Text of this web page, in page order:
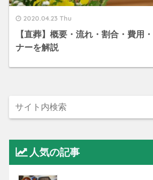
2020.04.23 Thu
【直葬】概要・流れ・割合・費用
ナーを解説
人気の記事